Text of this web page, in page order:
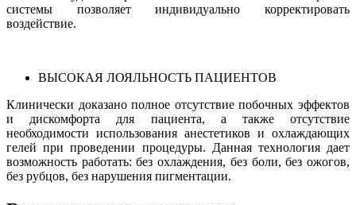
системы позволяет индивидуально корректировать
воздействие.
ВЫСОКАЯ ЛОЯЛЬНОСТЬ ПАЦИЕНТОВ
Клинически доказано полное отсутствие побочных эффектов
и дискомфорта для пациента, а также отсутствие
необходимости использования анестетиков и охлаждающих
гелей при проведении процедуры. Данная технология дает
возможность работать: без охлаждения, без боли, без ожогов,
без рубцов, без нарушения пигментации.